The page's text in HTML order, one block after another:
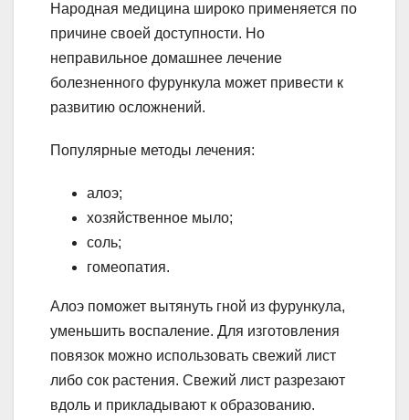
Народная медицина широко применяется по
причине своей доступности. Но
неправильное домашнее лечение
болезненного фурункула может привести к
развитию осложнений.
Популярные методы лечения:
алоэ;
хозяйственное мыло;
соль;
гомеопатия.
Алоэ поможет вытянуть гной из фурункула,
уменьшить воспаление. Для изготовления
повязок можно использовать свежий лист
либо сок растения. Свежий лист разрезают
вдоль и прикладывают к образованию.